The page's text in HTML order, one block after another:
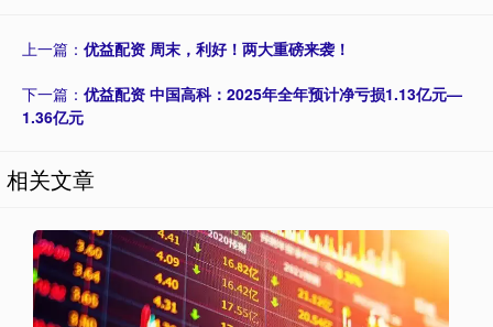
上一篇： 优益配资 周末，利好！两大重磅来袭！
下一篇： 优益配资 中国高科：2025年全年预计净亏损1.13亿元—
1.36亿元
相关文章